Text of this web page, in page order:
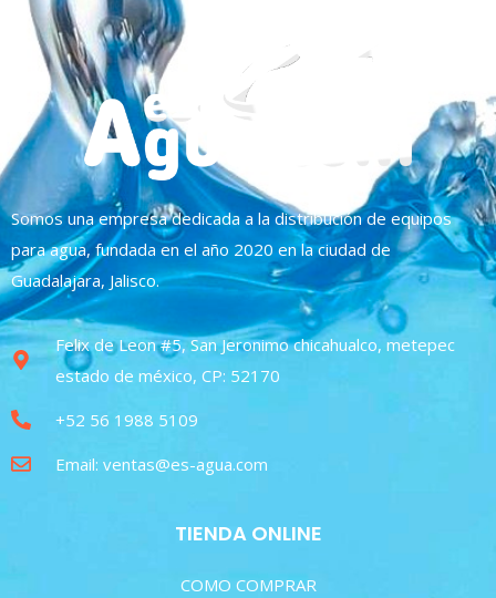
Somos una empresa dedicada a la distribución de equipos
para agua, fundada en el año 2020 en la ciudad de
Guadalajara, Jalisco.
Felix de Leon #5, San Jeronimo chicahualco, metepec
estado de méxico, CP: 52170
+52 56 1988 5109
Email: ventas@es-agua.com
TIENDA ONLINE
COMO COMPRAR